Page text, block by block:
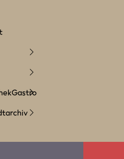
Gastro